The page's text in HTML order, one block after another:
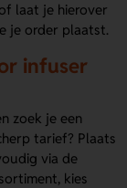
laat je hierover
je order plaatst.
infuser
zoek je een
tarief? Plaats
via de
kies